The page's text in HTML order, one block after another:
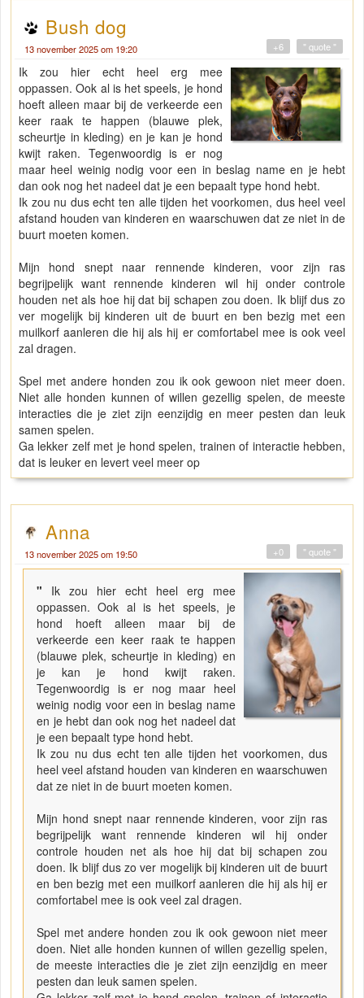
Bush dog
13 november 2025 om 19:20 " quote "
+6
Ik zou hier echt heel erg mee
oppassen. Ook al is het speels, je hond
hoeft alleen maar bij de verkeerde een
keer raak te happen (blauwe plek,
scheurtje in kleding) en je kan je hond
kwijt raken. Tegenwoordig is er nog
maar heel weinig nodig voor een in beslag name en je hebt
dan ook nog het nadeel dat je een bepaalt type hond hebt.
Ik zou nu dus echt ten alle tijden het voorkomen, dus heel veel
afstand houden van kinderen en waarschuwen dat ze niet in de
buurt moeten komen.
Mijn hond snept naar rennende kinderen, voor zijn ras
begrijpelijk want rennende kinderen wil hij onder controle
houden net als hoe hij dat bij schapen zou doen. Ik blijf dus zo
ver mogelijk bij kinderen uit de buurt en ben bezig met een
muilkorf aanleren die hij als hij er comfortabel mee is ook veel
zal dragen.
Spel met andere honden zou ik ook gewoon niet meer doen.
Niet alle honden kunnen of willen gezellig spelen, de meeste
interacties die je ziet zijn eenzijdig en meer pesten dan leuk
samen spelen.
Ga lekker zelf met je hond spelen, trainen of interactie hebben,
dat is leuker en levert veel meer op
Anna
13 november 2025 om 19:50 " quote "
+0
" Ik zou hier echt heel erg mee
oppassen. Ook al is het speels, je
hond hoeft alleen maar bij de
verkeerde een keer raak te happen
(blauwe plek, scheurtje in kleding) en
je kan je hond kwijt raken.
Tegenwoordig is er nog maar heel
weinig nodig voor een in beslag name
en je hebt dan ook nog het nadeel dat
je een bepaalt type hond hebt.
Ik zou nu dus echt ten alle tijden het voorkomen, dus
heel veel afstand houden van kinderen en waarschuwen
dat ze niet in de buurt moeten komen.
Mijn hond snept naar rennende kinderen, voor zijn ras
begrijpelijk want rennende kinderen wil hij onder
controle houden net als hoe hij dat bij schapen zou
doen. Ik blijf dus zo ver mogelijk bij kinderen uit de buurt
en ben bezig met een muilkorf aanleren die hij als hij er
comfortabel mee is ook veel zal dragen.
Spel met andere honden zou ik ook gewoon niet meer
doen. Niet alle honden kunnen of willen gezellig spelen,
de meeste interacties die je ziet zijn eenzijdig en meer
pesten dan leuk samen spelen.